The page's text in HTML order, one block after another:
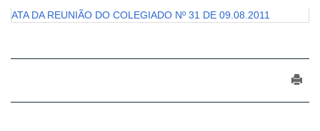
ATA DA REUNIÃO DO COLEGIADO Nº 31 DE 09.08.2011